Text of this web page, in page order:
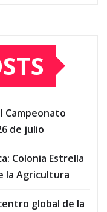
Campeonato
de julio
Colonia Estrella
la Agricultura
global de la